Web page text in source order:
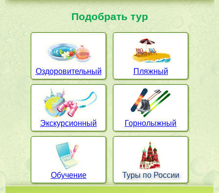
Подобрать тур
Оздоровительный Пляжный
Экскурсионный Горнолыжный
Обучение Туры по России